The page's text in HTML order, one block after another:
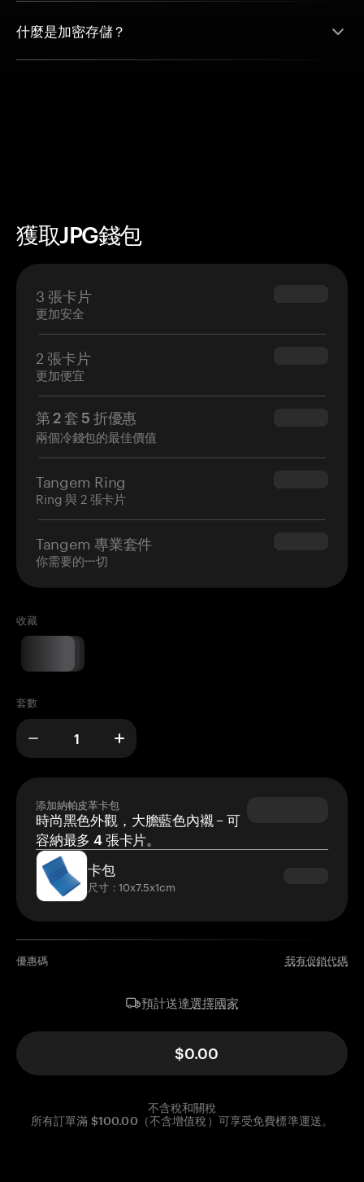
什麼是加密存儲？
獲取JPG錢包
3 張卡片
更加安全
$69.90
2 張卡片
更加便宜
$54.90
第 2 套 5 折優惠
兩個冷錢包的最佳價值
$34.95
Tangem Ring
Ring 與 2 張卡片
$160.00
Tangem 專業套件
你需要的一切
$180.00
收藏
套數
添加納帕皮革卡包
時尚黑色外觀，大膽藍色內襯 – 可
容納最多 4 張卡片。
卡包
尺寸：10x7.5x1cm
優惠碼 我有促銷代碼
預計送達選擇國家
$0.00
不含稅和關稅
所有訂單滿 $100.00（不含增值稅）可享受免費標準運送。